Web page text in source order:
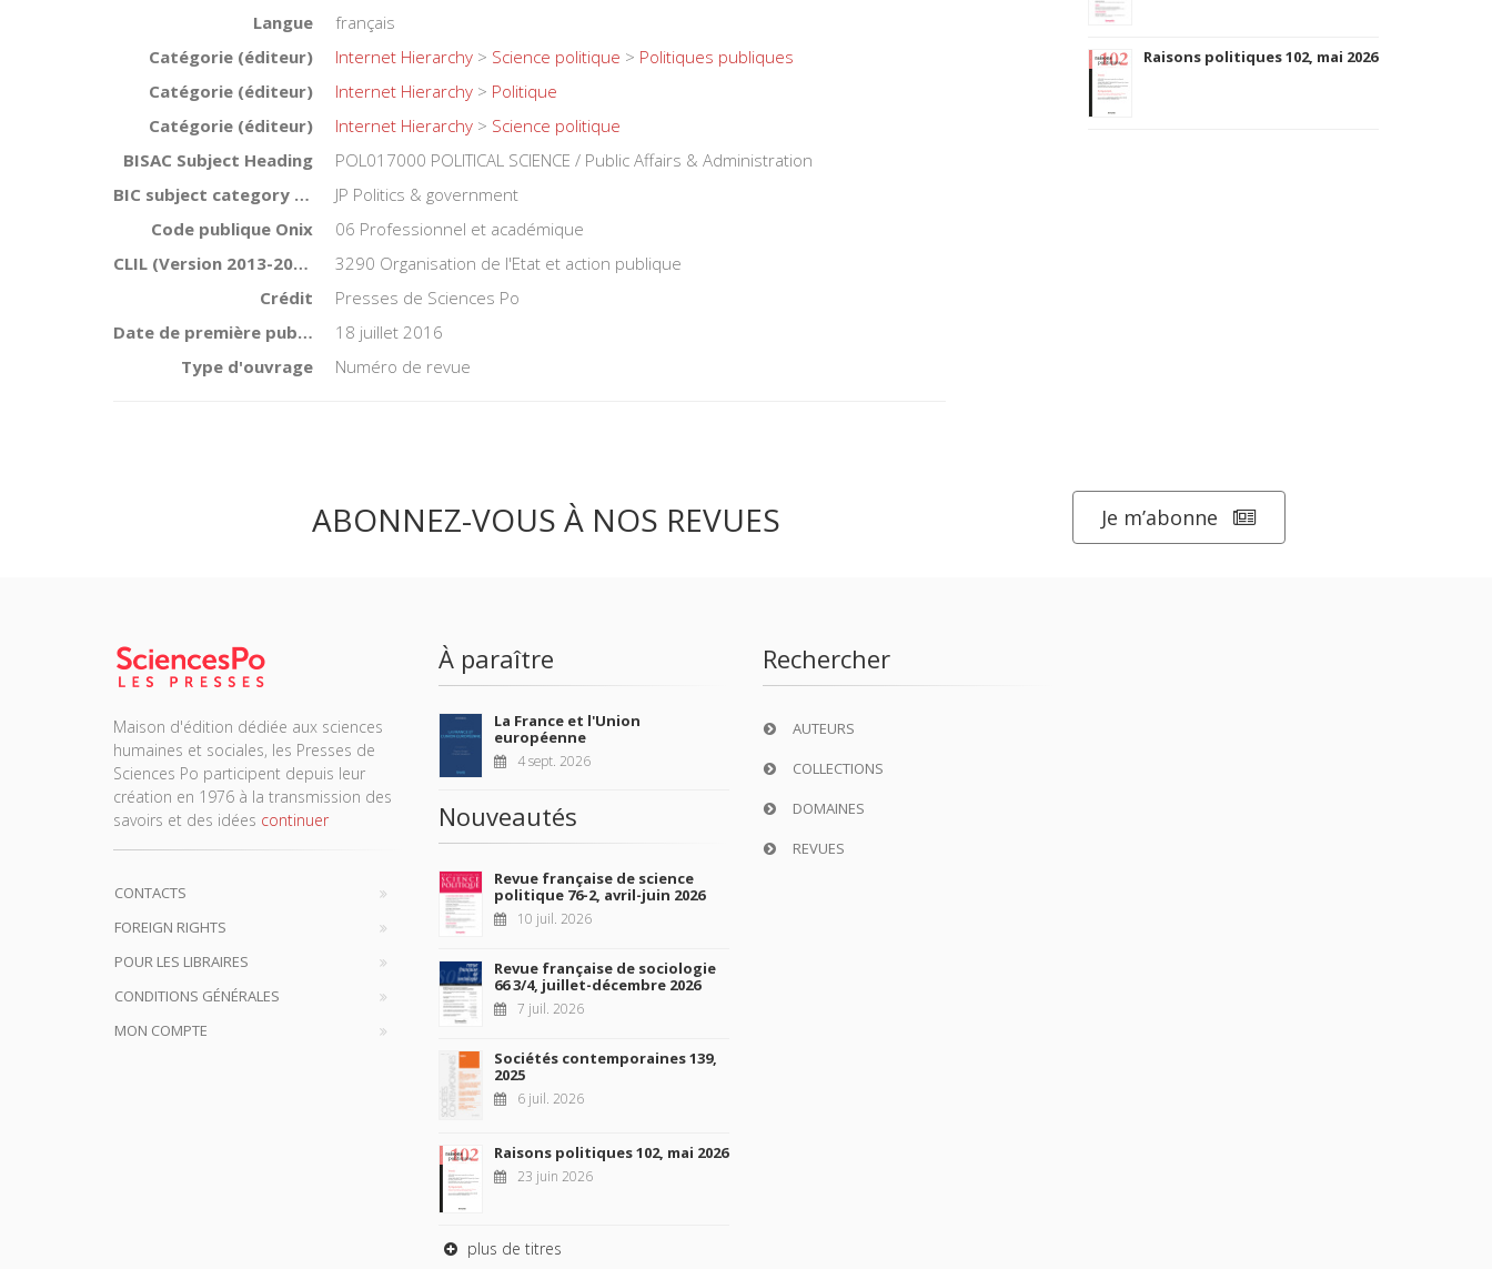
Langue
français
Catégorie (éditeur)
Internet Hierarchy > Science politique > Politiques publiques
Catégorie (éditeur)
Internet Hierarchy > Politique
Catégorie (éditeur)
Internet Hierarchy > Science politique
BISAC Subject Heading
POL017000 POLITICAL SCIENCE / Public Affairs & Administration
BIC subject category (UK)
JP Politics & government
Code publique Onix
06 Professionnel et académique
CLIL (Version 2013-2019 )
3290 Organisation de l'Etat et action publique
Crédit
Presses de Sciences Po
Date de première publication du titre
18 juillet 2016
Type d'ouvrage
Numéro de revue
Raisons politiques 102, mai 2026
ABONNEZ-VOUS À NOS REVUES Je m’abonne
Maison d'édition dédiée aux sciences
humaines et sociales, les Presses de
Sciences Po participent depuis leur
création en 1976 à la transmission des
savoirs et des idées continuer
CONTACTS
FOREIGN RIGHTS
POUR LES LIBRAIRES
CONDITIONS GÉNÉRALES
MON COMPTE
À paraître
La France et l'Union
européenne
4 sept. 2026
Nouveautés
Revue française de science
politique 76-2, avril-juin 2026
10 juil. 2026
Revue française de sociologie
66 3/4, juillet-décembre 2026
7 juil. 2026
Sociétés contemporaines 139,
2025
6 juil. 2026
Raisons politiques 102, mai 2026
23 juin 2026
plus de titres
Rechercher
AUTEURS
COLLECTIONS
DOMAINES
REVUES